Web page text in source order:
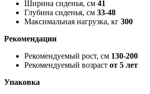
Ширина сиденья, см 41
Глубина сиденья, см 33-48
Максимальная нагрузка, кг 300
Рекомендации
Рекомендуемый рост, см 130-200
Рекомендуемый возраст от 5 лет
Упаковка